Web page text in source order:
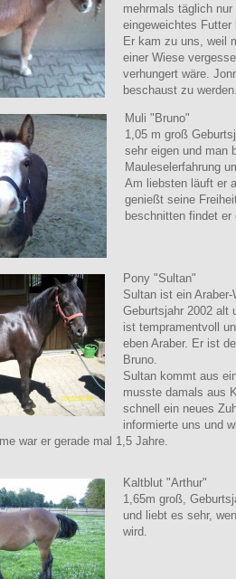
mehrmals täglich
eingeweichtes Futter
Er kam zu uns, weil
einer Wiese
verhungert wäre.
beschaust zu
Muli "Bruno"
1,05 m groß
sehr eigen und man
Mauleselerfahrung
Am liebsten läuft er
genießt seine
beschnitten findet
Pony "Sultan"
Sultan ist ein
Geburtsjahr 2002 alt
ist tempramentvoll
eben Araber. Er ist
Bruno.
Sultan kommt aus
musste damals aus
schnell ein neues
informierte uns und
war er gerade mal 1,5 Jahre.
Kaltblut "Arthur"
1,65m groß,
und liebt es sehr,
wird.